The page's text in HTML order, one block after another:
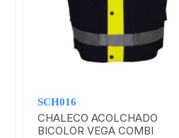
SCH016
CHALECO ACOLCHADO
BICOLOR VEGA COMBI